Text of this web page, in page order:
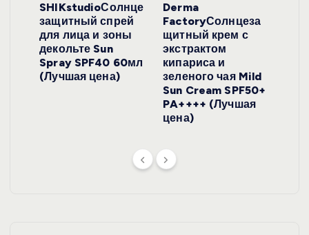
SHIKstudioСолнце
защитный спрей
для лица и зоны
декольте Sun
Spray SPF40 60мл
(Лучшая цена)
Derma
FactoryСолнцеза
щитный крем с
экстрактом
кипариса и
зеленого чая Mild
Sun Cream SPF50+
PA++++ (Лучшая
цена)